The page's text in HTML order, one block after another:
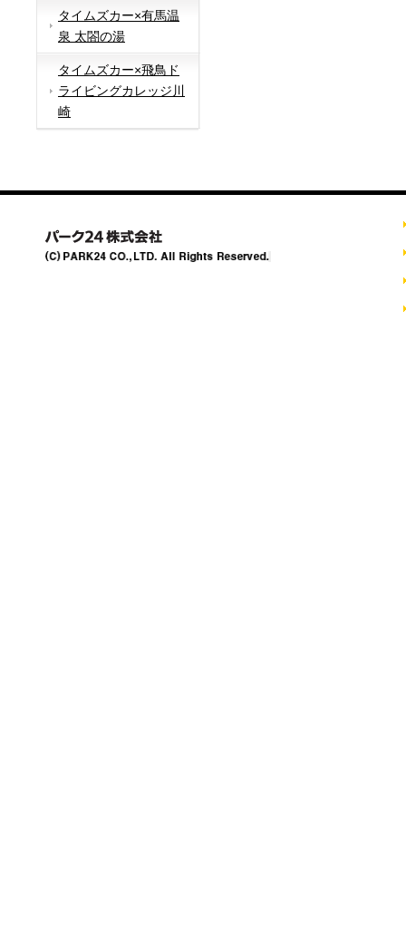
タイムズカー×有馬温
泉 太閤の湯
タイムズカー×飛鳥ド
ライビングカレッジ川
崎